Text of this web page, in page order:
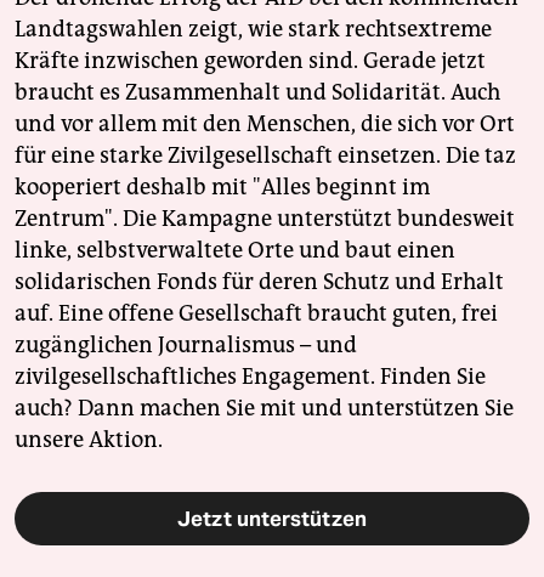
Landtagswahlen zeigt, wie stark rechtsextreme
Kräfte inzwischen geworden sind. Gerade jetzt
braucht es Zusammenhalt und Solidarität. Auch
und vor allem mit den Menschen, die sich vor Ort
für eine starke Zivilgesellschaft einsetzen. Die taz
kooperiert deshalb mit "Alles beginnt im
Zentrum". Die Kampagne unterstützt bundesweit
linke, selbstverwaltete Orte und baut einen
solidarischen Fonds für deren Schutz und Erhalt
auf. Eine offene Gesellschaft braucht guten, frei
zugänglichen Journalismus – und
zivilgesellschaftliches Engagement. Finden Sie
auch? Dann machen Sie mit und unterstützen Sie
unsere Aktion.
Jetzt unterstützen